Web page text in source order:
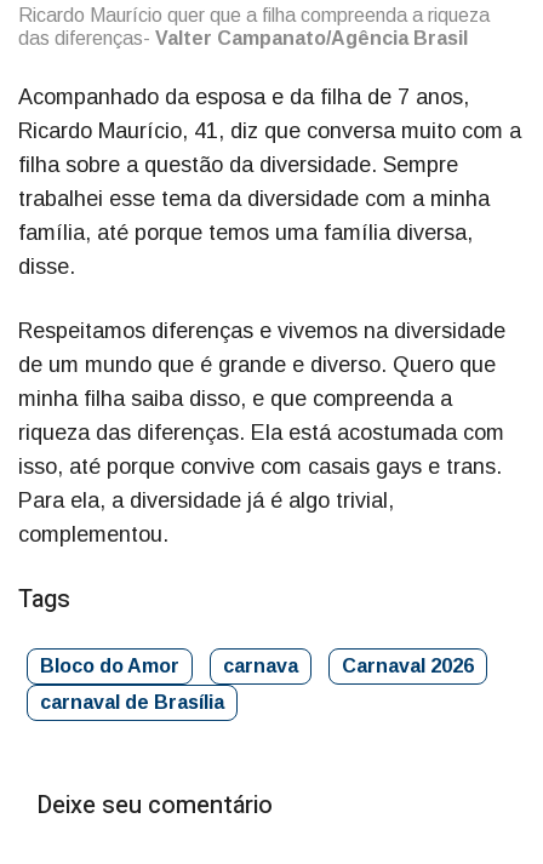
Ricardo Maurício quer que a filha compreenda a riqueza
das diferenças- Valter Campanato/Agência Brasil
Acompanhado da esposa e da filha de 7 anos,
Ricardo Maurício, 41, diz que conversa muito com a
filha sobre a questão da diversidade. Sempre
trabalhei esse tema da diversidade com a minha
família, até porque temos uma família diversa,
disse.
Respeitamos diferenças e vivemos na diversidade
de um mundo que é grande e diverso. Quero que
minha filha saiba disso, e que compreenda a
riqueza das diferenças. Ela está acostumada com
isso, até porque convive com casais gays e trans.
Para ela, a diversidade já é algo trivial,
complementou.
Tags
Bloco do Amor carnava
Carnaval 2026
carnaval de Brasília
Deixe seu comentário